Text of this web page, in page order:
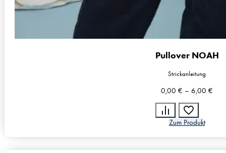
Pullover NOAH
Strickanleitung
0,00 € – 6,00 €
Zum Produkt